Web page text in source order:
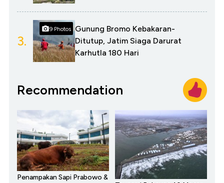
3.
9 Photos
Gunung Bromo Kebakaran-
Ditutup, Jatim Siaga Darurat
Karhutla 180 Hari
Recommendation
Penampakan Sapi Prabowo &